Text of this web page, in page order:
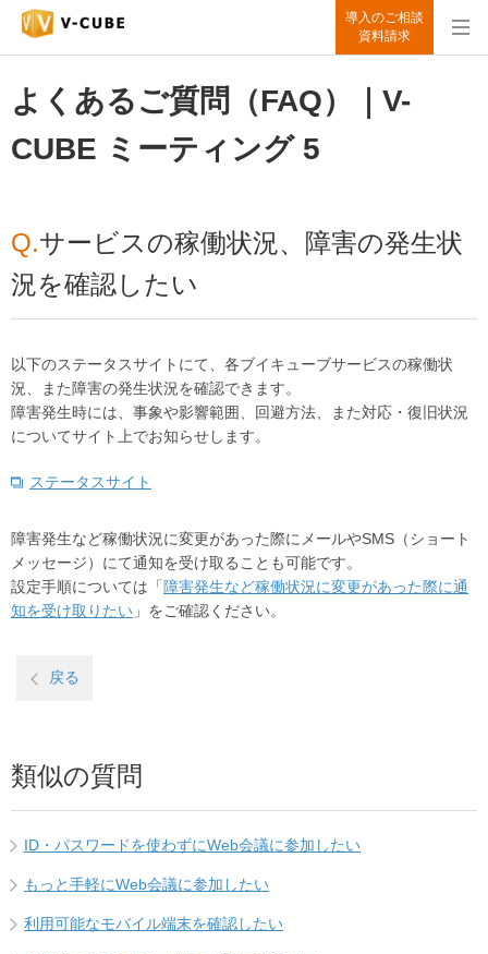
導入のご相談
資料請求
よくあるご質問（FAQ）｜V-
CUBE ミーティング 5
Q.サービスの稼働状況、障害の発生状
況を確認したい
以下のステータスサイトにて、各ブイキューブサービスの稼働状
況、また障害の発生状況を確認できます。
障害発生時には、事象や影響範囲、回避方法、また対応・復旧状況
についてサイト上でお知らせします。
ステータスサイト
障害発生など稼働状況に変更があった際にメールやSMS（ショート
メッセージ）にて通知を受け取ることも可能です。
設定手順については「 障害発生など稼働状況に変更があった際に通
知を受け取りたい 」をご確認ください。
戻る
類似の質問
ID・パスワードを使わずにWeb会議に参加したい
もっと手軽にWeb会議に参加したい
利用可能なモバイル端末を確認したい